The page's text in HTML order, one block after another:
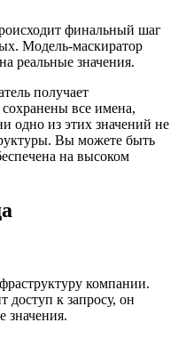
финальный шаг
Модель-маскиратор
реальные значения.
получает
все имена,
одно из этих значений не
Вы можете быть
на высоком
компании.
к запросу, он
значения.